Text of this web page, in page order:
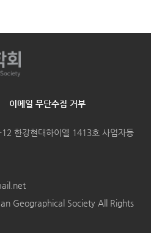
이메일 무단수집 거부
한강현대하이엘 1413호 사업자등
Geographical Society All Rights